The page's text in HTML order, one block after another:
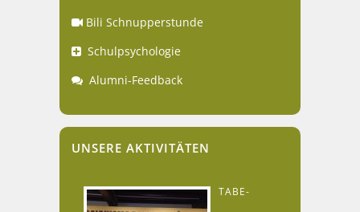
Bili Schnupperstunde
Schulpsychologie
Alumni-Feedback
UNSERE AKTIVITÄTEN
TABE-